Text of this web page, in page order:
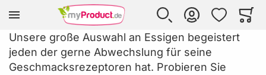
Zur Homepage
SUCHE
KONTO WUNSCHLISTE
Unsere große Auswahl an Essigen begeistert
jeden der gerne Abwechslung für seine
Geschmacksrezeptoren hat. Probieren Sie